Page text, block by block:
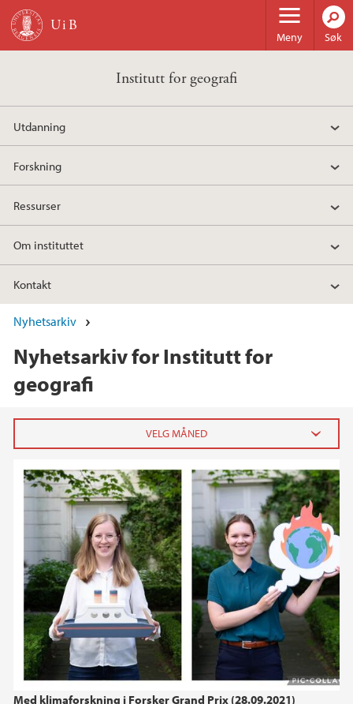
Hopp til hovedinnhold
Meny Søk
Institutt for geografi
Utdanning
Forskning
Ressurser
Om instituttet
Kontakt
Nyhetsarkiv
Nyhetsarkiv for Institutt for
geografi
Med klimaforskning i Forsker Grand Prix (28.09.2021)
2026
mai (2)
mars (1)
februar (1)
2025
2024
2023